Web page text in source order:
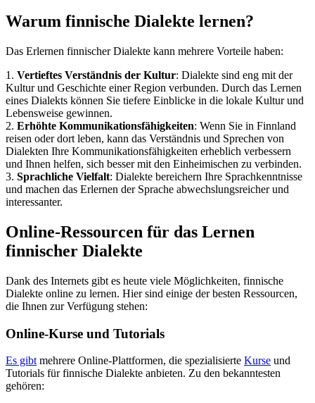
Warum finnische Dialekte lernen?
Das Erlernen finnischer Dialekte kann mehrere Vorteile haben:
1. Vertieftes Verständnis der Kultur: Dialekte sind eng mit der
Kultur und Geschichte einer Region verbunden. Durch das Lernen
eines Dialekts können Sie tiefere Einblicke in die lokale Kultur und
Lebensweise gewinnen.
2. Erhöhte Kommunikationsfähigkeiten: Wenn Sie in Finnland
reisen oder dort leben, kann das Verständnis und Sprechen von
Dialekten Ihre Kommunikationsfähigkeiten erheblich verbessern
und Ihnen helfen, sich besser mit den Einheimischen zu verbinden.
3. Sprachliche Vielfalt: Dialekte bereichern Ihre Sprachkenntnisse
und machen das Erlernen der Sprache abwechslungsreicher und
interessanter.
Online-Ressourcen für das Lernen
finnischer Dialekte
Dank des Internets gibt es heute viele Möglichkeiten, finnische
Dialekte online zu lernen. Hier sind einige der besten Ressourcen,
die Ihnen zur Verfügung stehen:
Online-Kurse und Tutorials
Es gibt mehrere Online-Plattformen, die spezialisierte Kurse und
Tutorials für finnische Dialekte anbieten. Zu den bekanntesten
gehören: